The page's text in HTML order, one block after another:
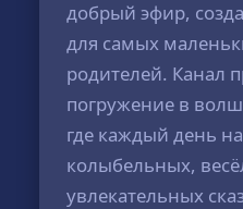
добрый эфир,
для самых
родителей. Канал
погружение в
где каждый день
колыбельных,
увлекательных